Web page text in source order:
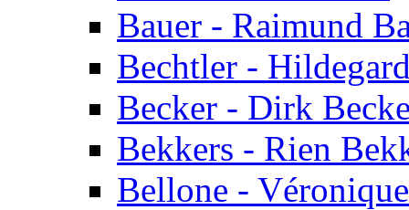
Bauer - Raimund
Bechtler -
Becker - Dirk
Bekkers - Rien
Bellone -